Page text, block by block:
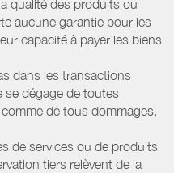
qualité des produits ou
aucune garantie pour les
capacité à payer les biens
dans les transactions
se dégage de toutes
de tous dommages,
de services ou de produits
tiers relèvent de la